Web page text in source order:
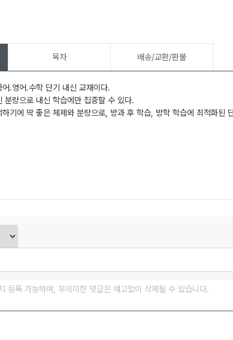
메가스터디
목차 배송/교환/환불
.영어.수학 단기 내신 교재이다.
분량으로 내신 학습에만 집중할 수 있다.
기에 딱 좋은 체제와 분량으로, 방과 후 학습, 방학 학습에 최적화된
등록 가능하며, 무의미한 댓글은 예고없이 삭제될 수 있습니다.